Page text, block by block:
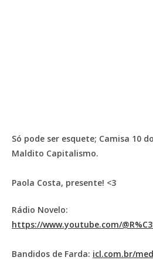
Só pode ser esquete; Camisa 10
Maldito Capitalismo.
Paola Costa, presente! <3
Rádio Novelo:
https://www.youtube.com/
Bandidos de Farda: icl.com.br/